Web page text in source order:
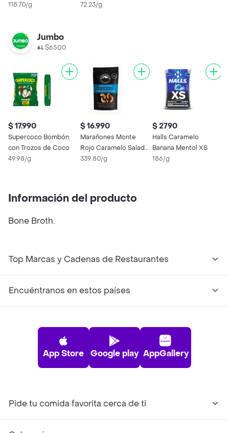
Fruta
118.70/g
Cobertura Chocolate
72.23/g
Jumbo
$6500
$ 17.990
Supercoco Bombón
con Trozos de Coco
49.98/g
$ 16.990
Marañones Monte
Rojo Caramelo Salado
(50 Gr)
339.80/g
$ 2790
Halls Caramelo
Banana Mentol XS
186/g
Información del producto
Bone Broth.
Top Marcas y Cadenas de Restaurantes
Encuéntranos en estos países
App Store Google play AppGallery
Pide tu comida favorita cerca de ti